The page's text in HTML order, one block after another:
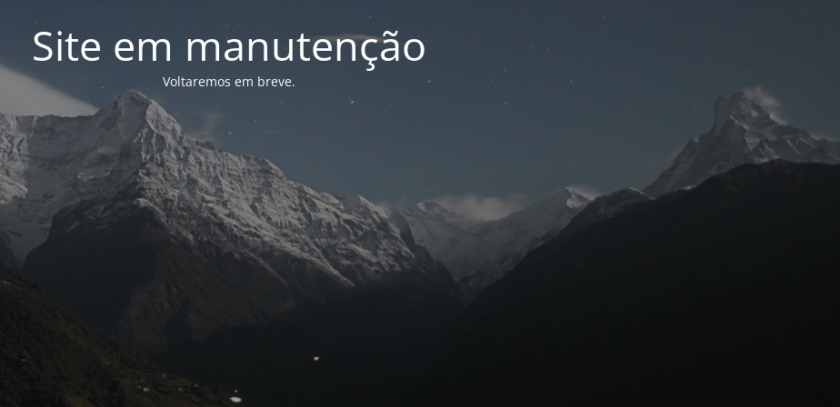
Site em manutenção
Voltaremos em breve.